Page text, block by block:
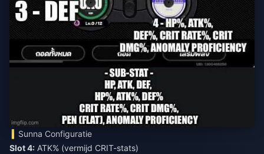
Sunna Configuratie
Slot 4: ATK% (vermijd CRIT-stats)